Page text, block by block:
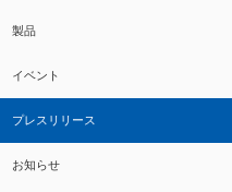
製品
イベント
プレスリリース
お知らせ